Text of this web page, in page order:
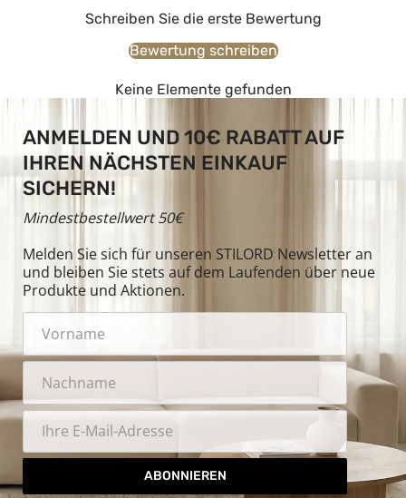
Schreiben Sie die erste Bewertung
Bewertung schreiben
Keine Elemente gefunden
ANMELDEN UND 10€ RABATT AUF
IHREN NÄCHSTEN EINKAUF
SICHERN!
Mindestbestellwert 50€
Melden Sie sich für unseren STILORD Newsletter an
und bleiben Sie stets auf dem Laufenden über neue
Produkte und Aktionen.
ABONNIEREN